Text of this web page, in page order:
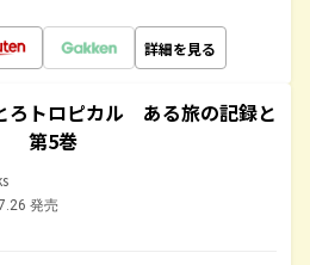
詳細を見る
ろトロピカル ある旅の記録と
第5巻
発売